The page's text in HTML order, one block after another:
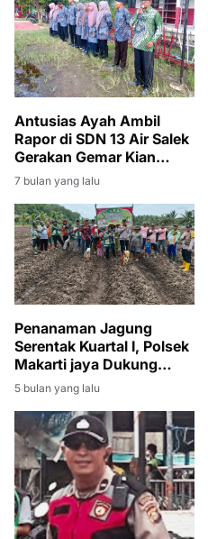
Antusias Ayah Ambil
Rapor di SDN 13 Air Salek
Gerakan Gemar Kian
Menggema
7 bulan yang lalu
Penanaman Jagung
Serentak Kuartal I, Polsek
Makarti jaya Dukung
Swasembada Pangan
5 bulan yang lalu